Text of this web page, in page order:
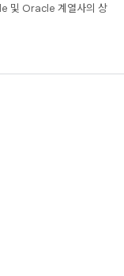
및 Oracle 계열사의 상